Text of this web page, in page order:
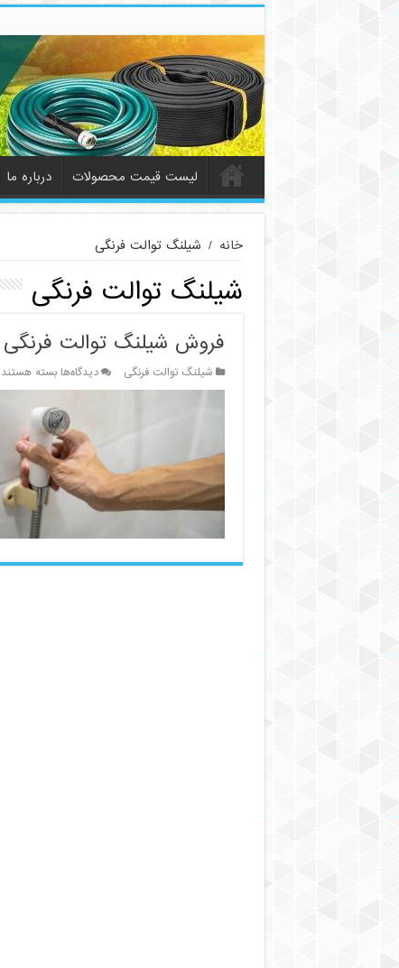
لیست قیمت محصولات درباره ما
خانه / شیلنگ توالت فرنگی
شیلنگ توالت فرنگی
فروش شیلنگ توالت فرنگی
شیلنگ توالت فرنگی دیدگاه‌هابرای
فروش
شیلنگ
توالت
فرنگی
بسته هستند